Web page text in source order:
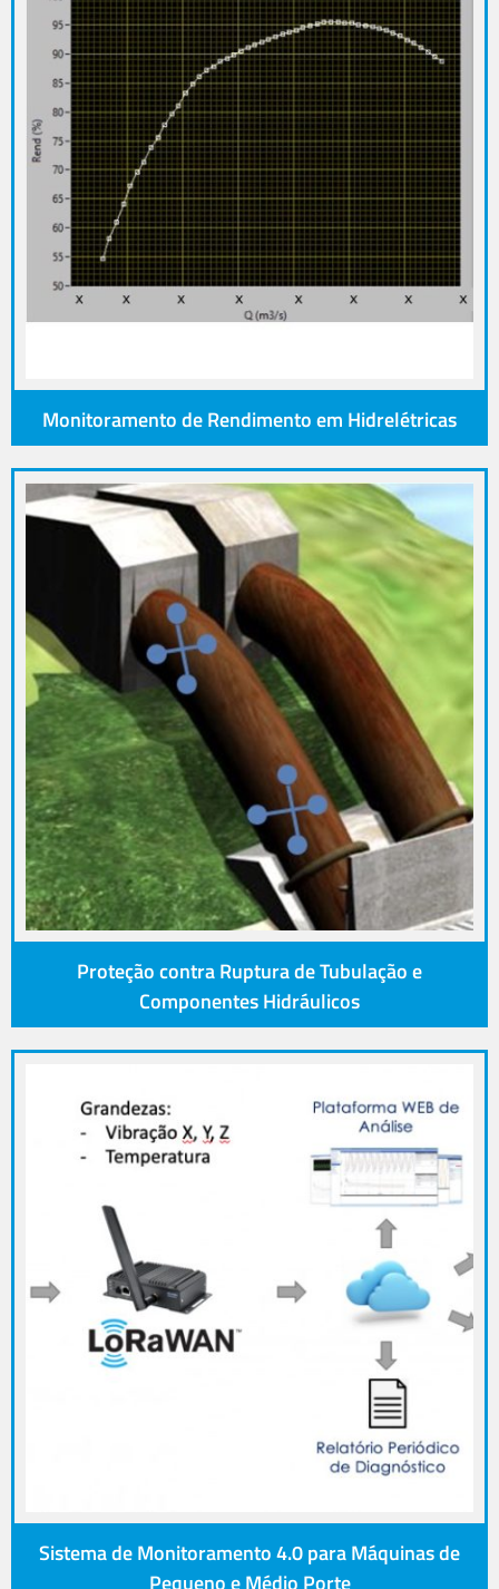
Monitoramento de Rendimento em Hidrelétricas
Proteção contra Ruptura de Tubulação e
Componentes Hidráulicos
Sistema de Monitoramento 4.0 para Máquinas de
Pequeno e Médio Porte